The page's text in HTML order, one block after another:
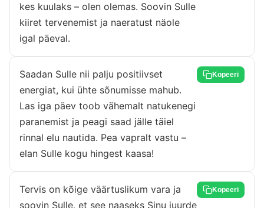
kes kuulaks – olen olemas. Soovin Sulle
kiiret tervenemist ja naeratust näole
igal päeval.
Saadan Sulle nii palju positiivset
energiat, kui ühte sõnumisse mahub.
Las iga päev toob vähemalt natukenegi
paranemist ja peagi saad jälle täiel
rinnal elu nautida. Pea vapralt vastu –
elan Sulle kogu hingest kaasa!
Kopeeri
Tervis on kõige väärtuslikum vara ja
soovin Sulle, et see naaseks Sinu juurde
Kopeeri